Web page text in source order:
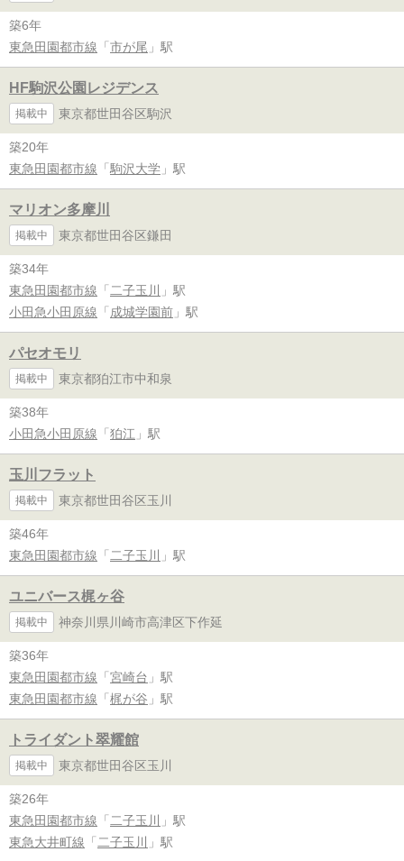
築6年
東急田園都市線 「 市が尾 」駅
HF駒沢公園レジデンス
掲載中 東京都世田谷区駒沢
築20年
東急田園都市線 「 駒沢大学 」駅
マリオン多摩川
掲載中 東京都世田谷区鎌田
築34年
東急田園都市線 「 二子玉川
」駅
小田急小田原線 「 成城学園前 」駅
パセオモリ
掲載中 東京都狛江市中和泉
築38年
小田急小田原線 「 狛江 」駅
玉川フラット
掲載中 東京都世田谷区玉川
築46年
東急田園都市線 「 二子玉川 」駅
ユニバース梶ヶ谷
掲載中 神奈川県川崎市高津区下作延
築36年
東急田園都市線 「 宮崎台 」駅
東急田園都市線 「 梶が谷 」駅
トライダント翠耀館
掲載中 東京都世田谷区玉川
築26年
東急田園都市線 「 二子玉川
」駅
東急大井町線 「 二子玉川 」駅